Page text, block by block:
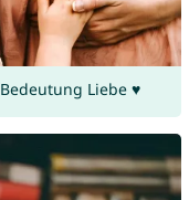
Liebe ♥